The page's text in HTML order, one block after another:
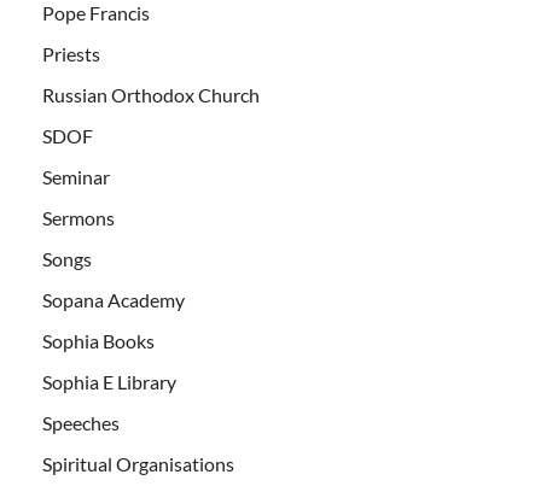
Pope Francis
Priests
Russian Orthodox Church
SDOF
Seminar
Sermons
Songs
Sopana Academy
Sophia Books
Sophia E Library
Speeches
Spiritual Organisations